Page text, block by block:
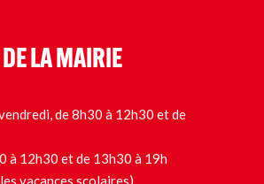
LA MAIRIE
de 8h30 à 12h30 et de
à 12h30 et de 13h30 à 19h
vacances scolaires)